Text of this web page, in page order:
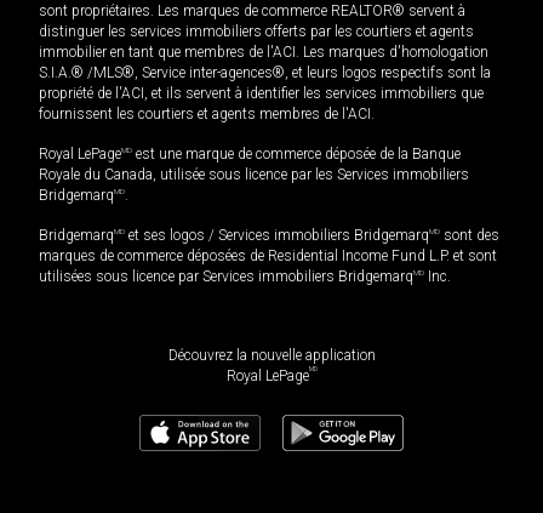
sont propriétaires. Les marques de commerce REALTOR® servent à
distinguer les services immobiliers offerts par les courtiers et agents
immobilier en tant que membres de l'ACI. Les marques d'homologation
S.I.A.® /MLS®, Service inter-agences®, et leurs logos respectifs sont la
propriété de l'ACI, et ils servent à identifier les services immobiliers que
fournissent les courtiers et agents membres de l'ACI.
Royal LePageMD est une marque de commerce déposée de la Banque
Royale du Canada, utilisée sous licence par les Services immobiliers
BridgemarqMD
BridgemarqMD et ses logos / Services immobiliers BridgemarqMD sont des
marques de commerce déposées de Residential Income Fund L.P. et sont
utilisées sous licence par Services immobiliers BridgemarqMD Inc.
Découvrez la nouvelle application
Royal LePageMD